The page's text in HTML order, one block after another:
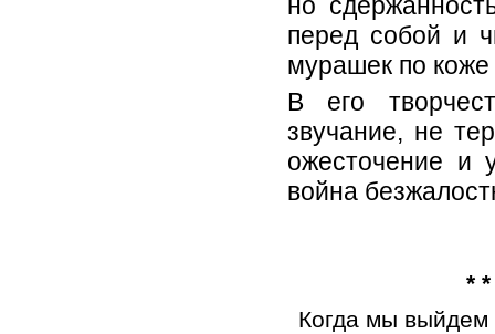
перед собой и
мурашек по
В его
звучание, не
ожесточение и
война
* *
Когда мы выйдем